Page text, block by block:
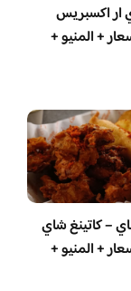
ار اكسبريس
+ المنيو +
– كاتينغ شاي
+ المنيو +